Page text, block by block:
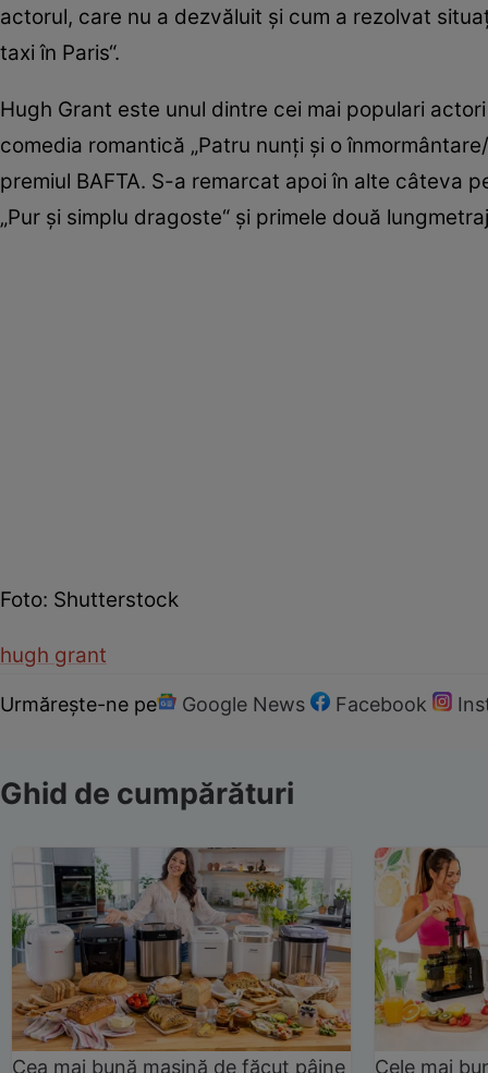
actorul, care nu a dezvăluit şi cum a rezolvat
taxi în Paris“.
Hugh Grant este unul dintre cei mai populari
comedia romantică „Patru nunţi şi o
premiul BAFTA. S-a remarcat apoi în alte câteva
„Pur şi simplu dragoste“ şi primele două
Foto: Shutterstock
hugh grant
Urmărește-ne pe Google News Facebook
Ghid de cumpărături
Cea mai bună mașină de făcut pâine
Cele mai